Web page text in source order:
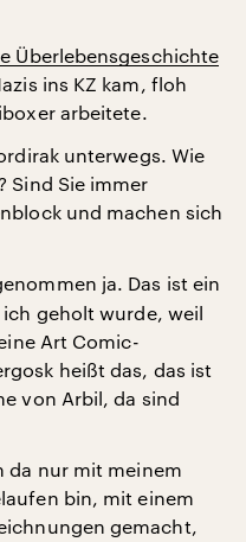
Überlebensgeschichte
ins KZ kam, floh
arbeitete.
unterwegs. Wie
Sind Sie immer
und machen sich
ja. Das ist ein
geholt wurde, weil
Art Comic-
heißt das, das ist
von Arbil, da sind
da nur mit meinem
bin, mit einem
gemacht,